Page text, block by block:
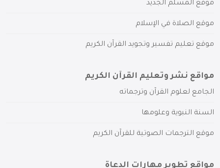
موقع المسلم الجديد
موقع الصلاة في الإسلام
موقع تعليم تفسير وتجويد القرآن الكريم
مواقع نشر وتعليم القرآن الكريم
الجامع لعلوم القرآن وترجماته
السنة النبوية وعلومها
موقع الترجمات الصوتية للقرآن الكريم
مواقع تطوير مهارات الدعاة